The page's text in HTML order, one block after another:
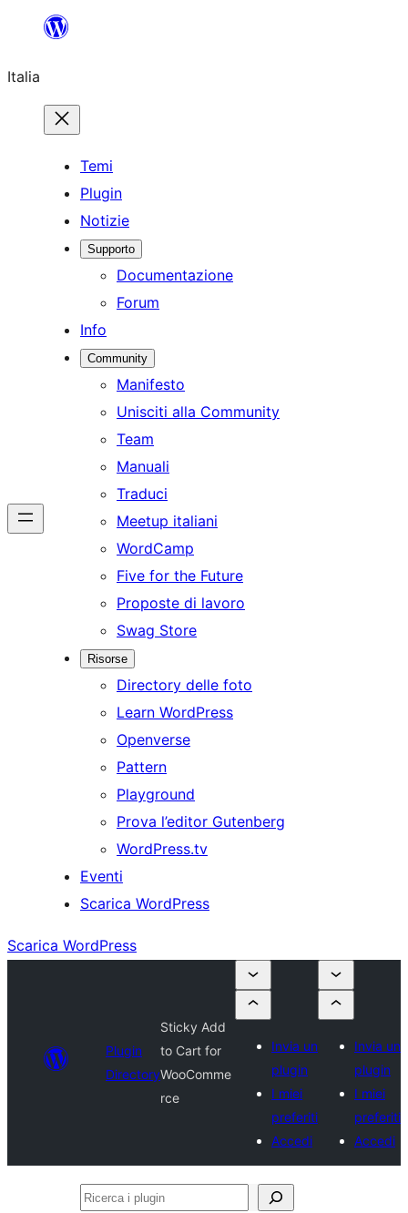
contenuto
Italia
Temi
Plugin
Notizie
Supporto
Documentazione
Forum
Info
Community
Manifesto
Unisciti alla Community
Team
Manuali
Traduci
Meetup italiani
WordCamp
Five for the Future
Proposte di lavoro
Swag Store
Risorse
Directory delle foto
Learn WordPress
Openverse
Pattern
Playground
Prova l’editor Gutenberg
WordPress.tv
Eventi
Scarica WordPress
Scarica WordPress
Plugin
Directory
Sticky Add
to Cart for
WooComme
rce
Invia un
plugin
I miei
preferiti
Accedi
Invia un
plugin
I miei
preferiti
Accedi
Ricerca